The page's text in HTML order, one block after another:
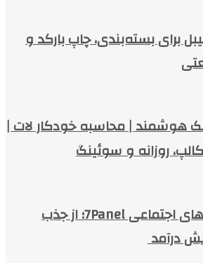
برای بسته‌بندی، چاپ بارکد و
هوشمند | محاسبه خودکار لات |
روزانه و سوئینگ
خدمات شبکه‌های اجتماعی 7Panel؛ از جذب
درآمد